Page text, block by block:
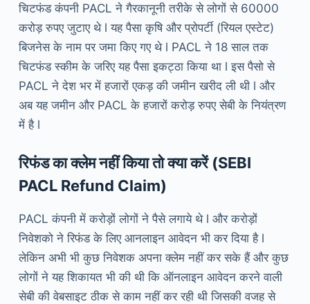
चिटफंड कंपनी PACL ने गैरकानूनी तरीके से लोगों से 60000
करोड़ रुपए जुटाए थे l यह पैसा कृषि और प्रोपर्टी (रियल एस्टेट)
बिजनेस के नाम पर जमा किए गए थे l PACL ने 18 साल तक
चिटफंड स्कीम के जरिए यह पैसा इकट्ठा किया था l इस पैसो से
PACL ने देश भर में हजारों एकड़ की जमीन खरीद ली थी l और
अब यह जमीन और PACL के हजारों करोड़ रुपए सेबी के नियंत्रण
में है l
रिफंड का क्लेम नहीं किया तो क्या करें (SEBI
PACL Refund Claim)
PACL कंपनी में करोड़ों लोगों ने पैसे लगाये थे l और करोड़ों
निवेशको ने रिफंड के लिए आनलाइन आवेदन भी कर दिया है l
लेकिन अभी भी कुछ निवेशक अपना क्लेम नहीं कर सके हैं और कुछ
लोगों ने यह शिकायत भी की थी कि ऑनलाइन आवेदन करने वाली
सेबी की वेबसाइट ठीक से काम नहीं कर रही थी जिसकी वजह से